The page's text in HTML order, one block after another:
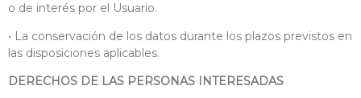
o de interés por el Usuario.
• La conservación de los datos durante los plazos previstos en
las disposiciones aplicables.
DERECHOS DE LAS PERSONAS INTERESADAS